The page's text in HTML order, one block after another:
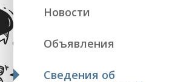
Новости
Объявления
Сведения об